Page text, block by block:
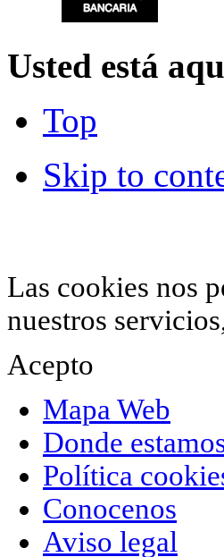
Usted está
Top
Skip to
Las cookies nos
nuestros
Acepto
Mapa Web
Donde
Política
Conocenos
Aviso legal